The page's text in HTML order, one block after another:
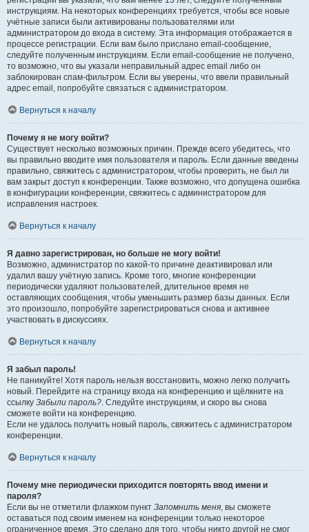
инструкциям. На некоторых конференциях требуется, чтобы все новые
учётные записи были активированы пользователями или
администратором до входа в систему. Эта информация отображается в
процессе регистрации. Если вам было прислано email-сообщение,
следуйте полученным инструкциям. Если email-сообщение не получено,
то возможно, что вы указали неправильный адрес email либо он
заблокирован спам-фильтром. Если вы уверены, что ввели правильный
адрес email, попробуйте связаться с администратором.
Вернуться к началу
Почему я не могу войти?
Существует несколько возможных причин. Прежде всего убедитесь, что
вы правильно вводите имя пользователя и пароль. Если данные введены
правильно, свяжитесь с администратором, чтобы проверить, не был ли
вам закрыт доступ к конференции. Также возможно, что допущена ошибка
в конфигурации конференции, свяжитесь с администратором для
исправления настроек.
Вернуться к началу
Я давно зарегистрирован, но больше не могу войти!
Возможно, администратор по какой-то причине деактивировал или
удалил вашу учётную запись. Кроме того, многие конференции
периодически удаляют пользователей, длительное время не
оставляющих сообщения, чтобы уменьшить размер базы данных. Если
это произошло, попробуйте зарегистрироваться снова и активнее
участвовать в дискуссиях.
Вернуться к началу
Я забыл пароль!
Не паникуйте! Хотя пароль нельзя восстановить, можно легко получить
новый. Перейдите на страницу входа на конференцию и щёлкните на
ссылку Забыли пароль?. Следуйте инструкциям, и скоро вы снова
сможете войти на конференцию.
Если не удалось получить новый пароль, свяжитесь с администратором
конференции.
Вернуться к началу
Почему мне периодически приходится повторять ввод имени и
пароля?
Если вы не отметили флажком пункт Запомнить меня, вы сможете
оставаться под своим именем на конференции только некоторое
ограниченное время. Это сделано для того, чтобы никто другой не смог